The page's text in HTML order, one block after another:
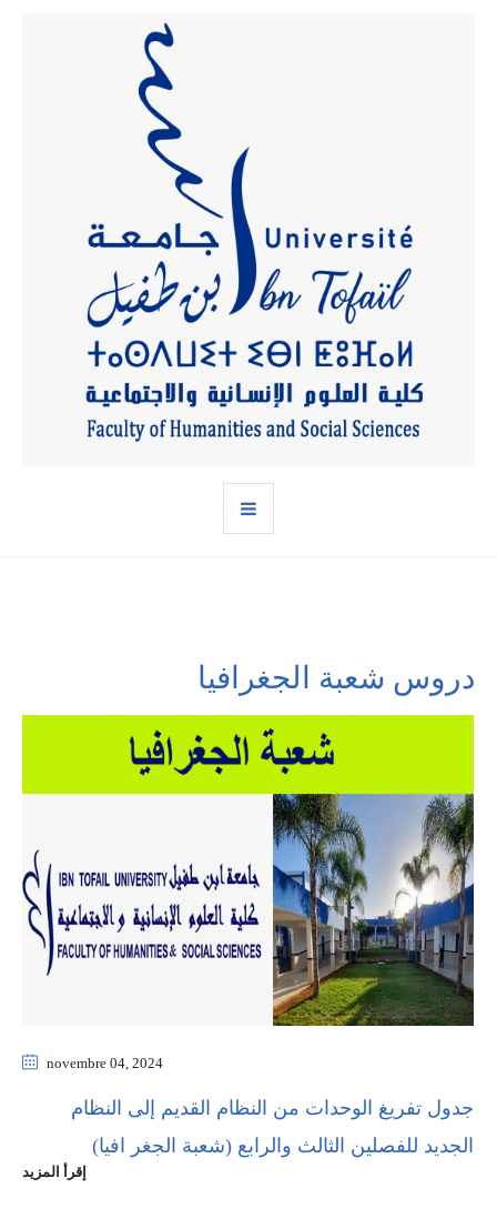
دروس شعبة الجغرافيا
novembre 04, 2024
جدول تفريغ الوحدات من النظام القديم إلى النظام
الجديد للفصلين الثالث والرابع (شعبة الجغر افيا)
إقرأ المزيد